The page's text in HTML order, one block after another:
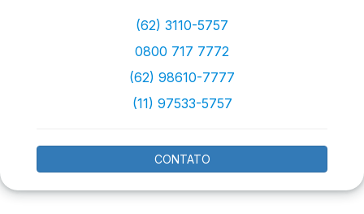
(62) 3110-5757
0800 717 7772
(62) 98610-7777
(11) 97533-5757
CONTATO